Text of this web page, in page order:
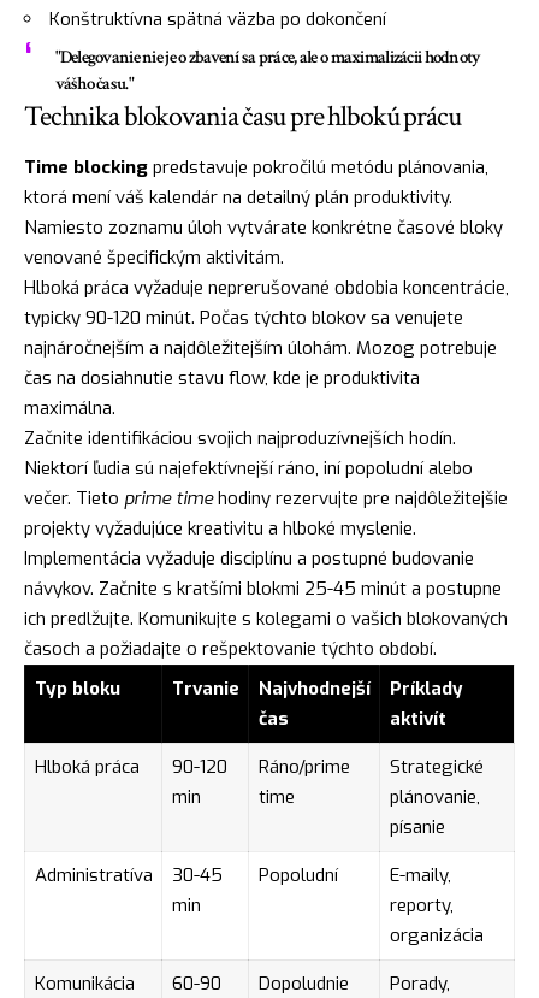
Konštruktívna spätná väzba po dokončení
"Delegovanie nie je o zbavení sa práce, ale o maximalizácii hodnoty
vášho času."
Technika blokovania času pre hlbokú prácu
Time blocking predstavuje pokročilú metódu plánovania,
ktorá mení váš kalendár na detailný plán produktivity.
Namiesto zoznamu úloh vytvárate konkrétne časové bloky
venované špecifickým aktivitám.
Hlboká práca vyžaduje neprerušované obdobia koncentrácie,
typicky 90-120 minút. Počas týchto blokov sa venujete
najnáročnejším a najdôležitejším úlohám. Mozog potrebuje
čas na dosiahnutie stavu flow, kde je produktivita
maximálna.
Začnite identifikáciou svojich najproduzívnejších hodín.
Niektorí ľudia sú najefektívnejší ráno, iní popoludní alebo
večer. Tieto prime timehodiny rezervujte pre najdôležitejšie
projekty vyžadujúce kreativitu a hlboké myslenie.
Implementácia vyžaduje disciplínu a postupné budovanie
návykov. Začnite s kratšími blokmi 25-45 minút a postupne
ich predlžujte. Komunikujte s kolegami o vašich blokovaných
časoch a požiadajte o rešpektovanie týchto období.
Typ bloku
Trvanie
Najvhodnejší
čas
Príklady
aktivít
Hlboká práca
90-120
min
Ráno/prime
time
Strategické
plánovanie,
písanie
Administratíva
30-45
min
Popoludní
E-maily,
reporty,
organizácia
Komunikácia
60-90
Dopoludnie
Porady,